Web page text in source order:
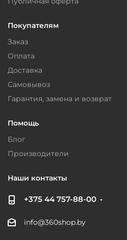
Покупателям
Заказ
Оплата
Доставка
Самовывоз
Гарантия, замена и возврат
Помощь
Блог
Производители
Наши контакты
+375 44 757-88-00
info@360shop.by